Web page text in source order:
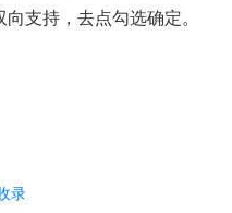
持，去点勾选确定。
录